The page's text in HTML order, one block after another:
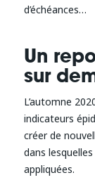
d’échéances…
Un
sur
L’automne
indicateurs
créer de
dans
appliquées.